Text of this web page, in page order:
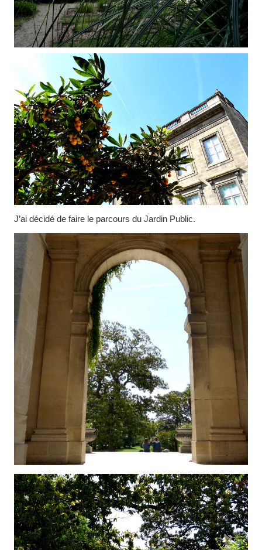
J’ai décidé de faire le parcours du Jardin Public.